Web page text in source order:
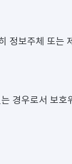
정보주체 또는
경우로서 보호